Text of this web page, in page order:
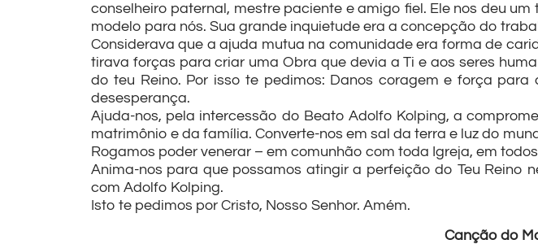
conselheiro paternal, mestre paciente e amigo fiel. Ele nos deu
modelo para nós. Sua grande inquietude era a concepção do
Considerava que a ajuda mutua na comunidade era forma de
tirava forças para criar uma Obra que devia a Ti e aos seres
do teu Reino. Por isso te pedimos: Danos coragem e força
desesperança.
Ajuda-nos, pela intercessão do Beato Adolfo Kolping, a
matrimônio e da família. Converte-nos em sal da terra e luz do
Rogamos poder venerar – em comunhão com toda Igreja, em
Anima-nos para que possamos atingir a perfeição do Teu Reino
com Adolfo Kolping.
Isto te pedimos por Cristo, Nosso Senhor. Amém.
Canção do